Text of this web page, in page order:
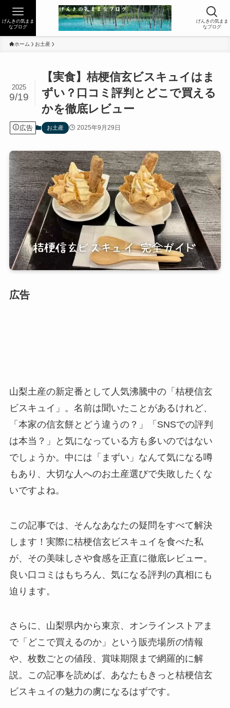
げんきの気まま
なブログ
げんきの気まま
なブログ
ホーム お土産
【実食】桔梗信玄ビスキュイはま
ずい？口コミ評判とどこで買える
かを徹底レビュー
2025
9/19
広告 お土産 2025年9月29日
広告
山梨土産の新定番として人気沸騰中の「桔梗信玄
ビスキュイ」。名前は聞いたことがあるけれど、
「本家の信玄餅とどう違うの？」「SNSでの評判
は本当？」と気になっている方も多いのではない
でしょうか。中には「まずい」なんて気になる噂
もあり、大切な人へのお土産選びで失敗したくな
いですよね。
この記事では、そんなあなたの疑問をすべて解決
します！実際に桔梗信玄ビスキュイを食べた私
が、その美味しさや食感を正直に徹底レビュー。
良い口コミはもちろん、気になる評判の真相にも
迫ります。
さらに、山梨県内から東京、オンラインストアま
で「どこで買えるのか」という販売場所の情報
や、枚数ごとの値段、賞味期限まで網羅的に解
説。この記事を読めば、あなたもきっと桔梗信玄
ビスキュイの魅力の虜になるはずです。